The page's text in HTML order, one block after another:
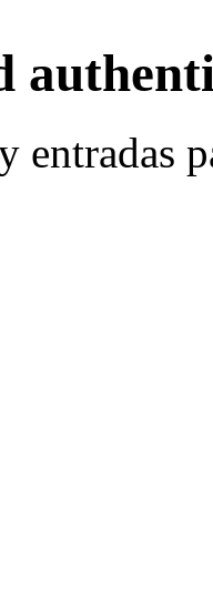
entradas